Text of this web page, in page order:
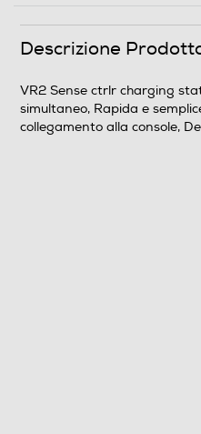
Descrizione
VR2 Sense ctrlr charging
simultaneo, Rapida e
collegamento alla console,